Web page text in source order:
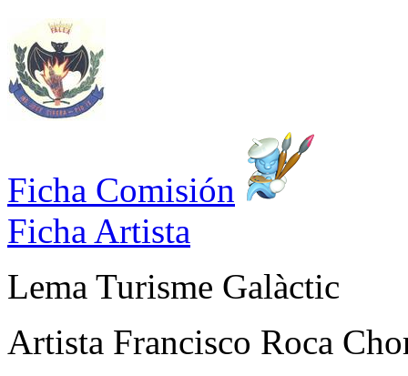
Ficha Comisión
Ficha Artista
Lema Turisme Galàctic
Artista Francisco Roca